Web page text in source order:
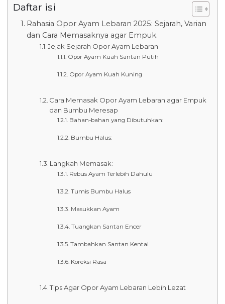
Daftar isi
Rahasia Opor Ayam Lebaran 2025: Sejarah, Varian
dan Cara Memasaknya agar Empuk.
Jejak Sejarah Opor Ayam Lebaran
Opor Ayam Kuah Santan Putih
Opor Ayam Kuah Kuning
Cara Memasak Opor Ayam Lebaran agar Empuk
dan Bumbu Meresap
Bahan-bahan yang Dibutuhkan:
Bumbu Halus:
Langkah Memasak:
Rebus Ayam Terlebih Dahulu
Tumis Bumbu Halus
Masukkan Ayam
Tuangkan Santan Encer
Tambahkan Santan Kental
Koreksi Rasa
Tips Agar Opor Ayam Lebaran Lebih Lezat